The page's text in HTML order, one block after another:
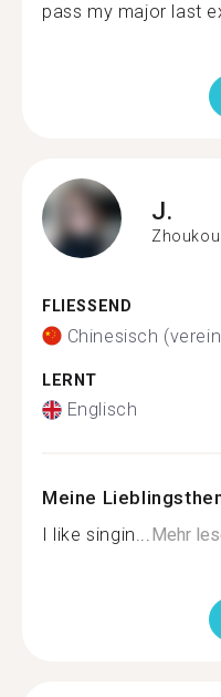
pass my major last
J.
Zhoukou
FLIESSEND
Chinesisch
LERNT
Englisch
Meine
I like singin...Mehr